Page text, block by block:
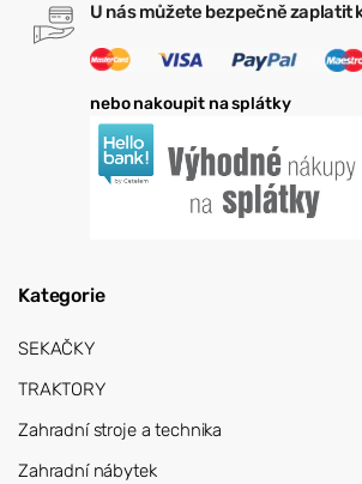
U nás můžete bezpečně zaplatit
nebo nakoupit na splátky
Kategorie
SEKAČKY
TRAKTORY
Zahradní stroje a technika
Zahradní nábytek